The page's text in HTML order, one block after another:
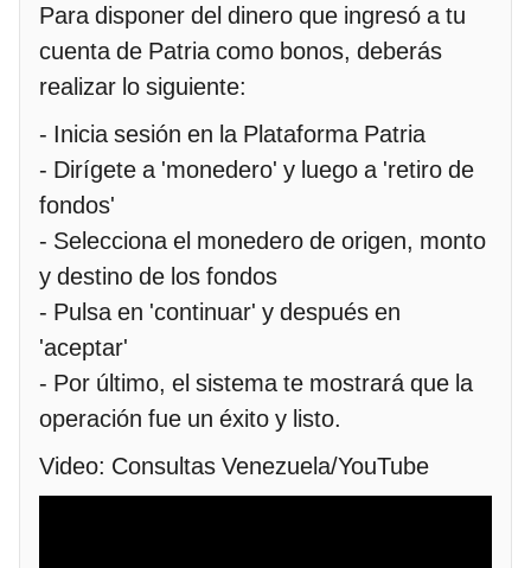
Para disponer del dinero que ingresó a tu
cuenta de Patria como bonos, deberás
realizar lo siguiente:
- Inicia sesión en la Plataforma Patria
- Dirígete a 'monedero' y luego a 'retiro de
fondos'
- Selecciona el monedero de origen, monto
y destino de los fondos
- Pulsa en 'continuar' y después en
'aceptar'
- Por último, el sistema te mostrará que la
operación fue un éxito y listo.
Video: Consultas Venezuela/YouTube